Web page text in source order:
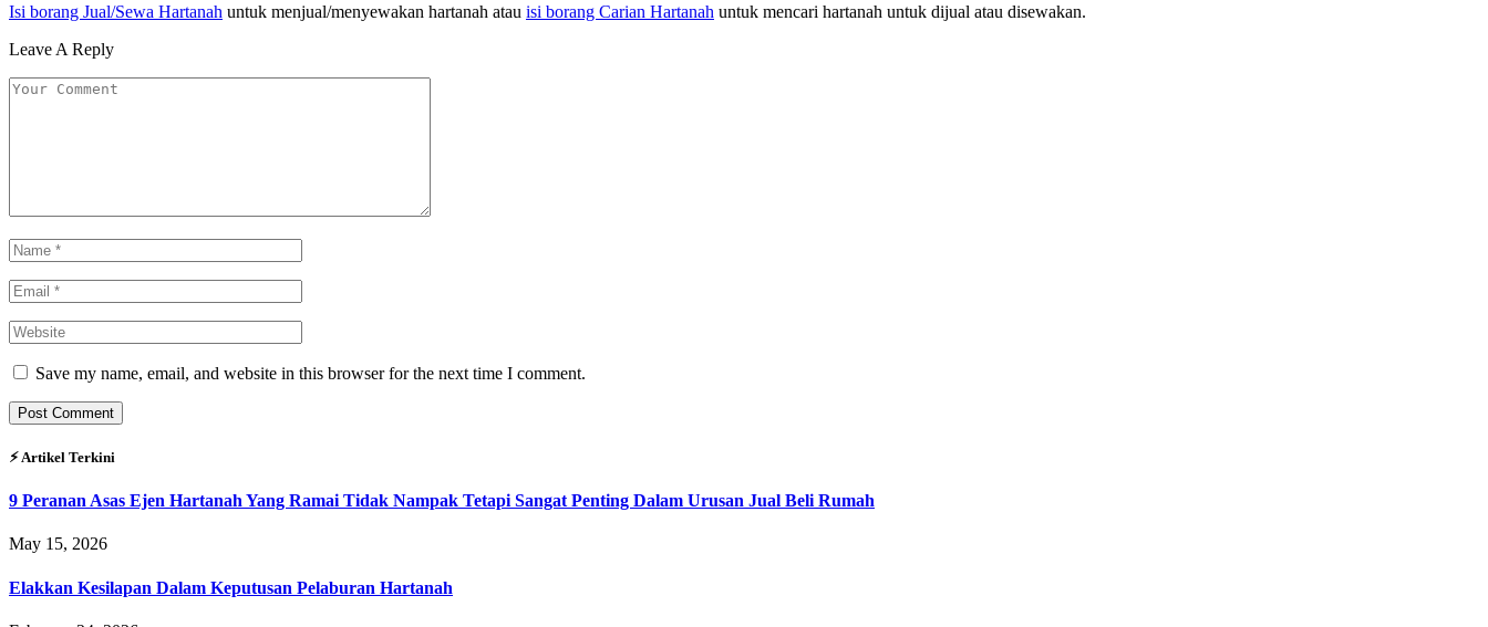
Isi borang Jual/Sewa Hartanah untuk menjual/menyewakan hartanah atau isi borang Carian Hartanah untuk mencari hartanah untuk dijual atau disewakan.
Leave A Reply
Save my name, email, and website in this browser for the next time I comment.
⚡︎ Artikel Terkini
9 Peranan Asas Ejen Hartanah Yang Ramai Tidak Nampak Tetapi Sangat Penting Dalam Urusan Jual Beli Rumah
May 15, 2026
Elakkan Kesilapan Dalam Keputusan Pelaburan Hartanah